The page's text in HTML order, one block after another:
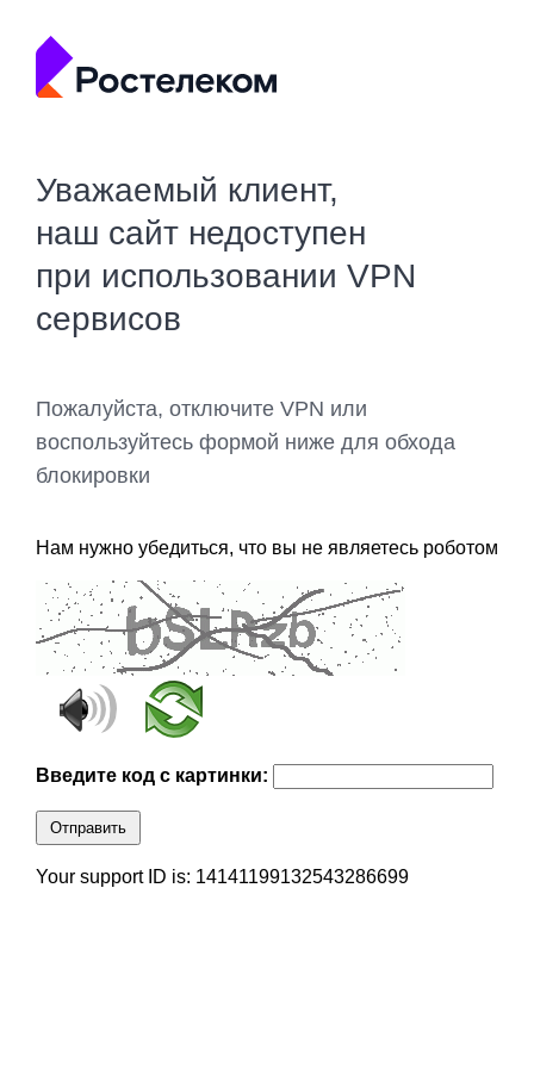
Уважаемый клиент,
наш сайт недоступен
при использовании VPN
сервисов
Пожалуйста, отключите VPN или
воспользуйтесь формой ниже для обхода
блокировки
Нам нужно убедиться, что вы не являетесь роботом
Введите код с картинки:
Отправить
Your support ID is: 14141199132543286699